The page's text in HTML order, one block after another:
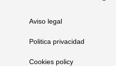
Aviso legal
Politica privacidad
Cookies policy